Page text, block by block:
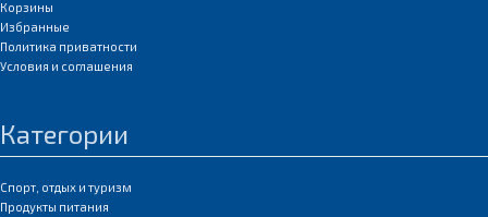
Корзины
Избранные
Политика приватности
Условия и соглашения
Категории
Спорт, отдых и туризм
Продукты питания